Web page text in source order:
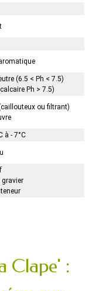
(6.5 < Ph < 7.5)
Ph > 7.5)
ou filtrant)
à - 7°C
Clape' :